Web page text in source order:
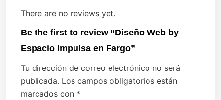
There are no reviews yet.
Be the first to review “Diseño Web by
Espacio Impulsa en Fargo”
Tu dirección de correo electrónico no será
publicada. Los campos obligatorios están
marcados con *